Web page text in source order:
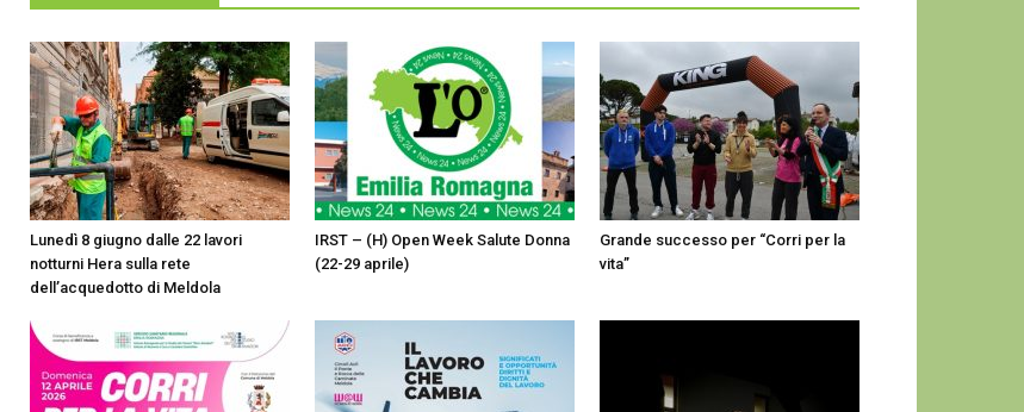
Lunedì 8 giugno dalle 22 lavori
notturni Hera sulla rete
dell’acquedotto di Meldola
IRST – (H) Open Week Salute Donna
(22-29 aprile)
Grande successo per “Corri per la
vita”